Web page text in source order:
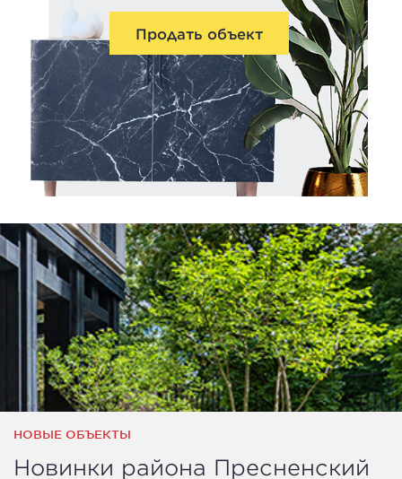
Продать объект
НОВЫЕ ОБЪЕКТЫ
Новинки района Пресненский